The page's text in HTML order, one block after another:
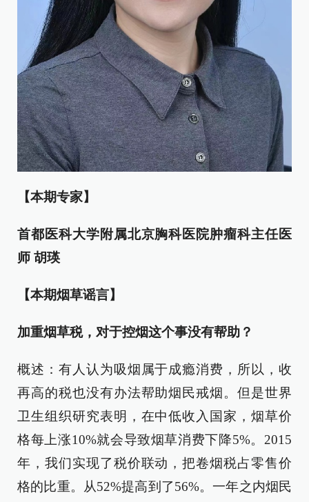
【本期专家】
首都医科大学附属北京胸科医院肿瘤科主任医
师 胡瑛
【本期烟草谣言】
加重烟草税，对于控烟这个事没有帮助？
概述：有人认为吸烟属于成瘾消费，所以，收
再高的税也没有办法帮助烟民戒烟。但是世界
卫生组织研究表明，在中低收入国家，烟草价
格每上涨10%就会导致烟草消费下降5%。2015
年，我们实现了税价联动，把卷烟税占零售价
格的比重。从52%提高到了56%。一年之内烟民